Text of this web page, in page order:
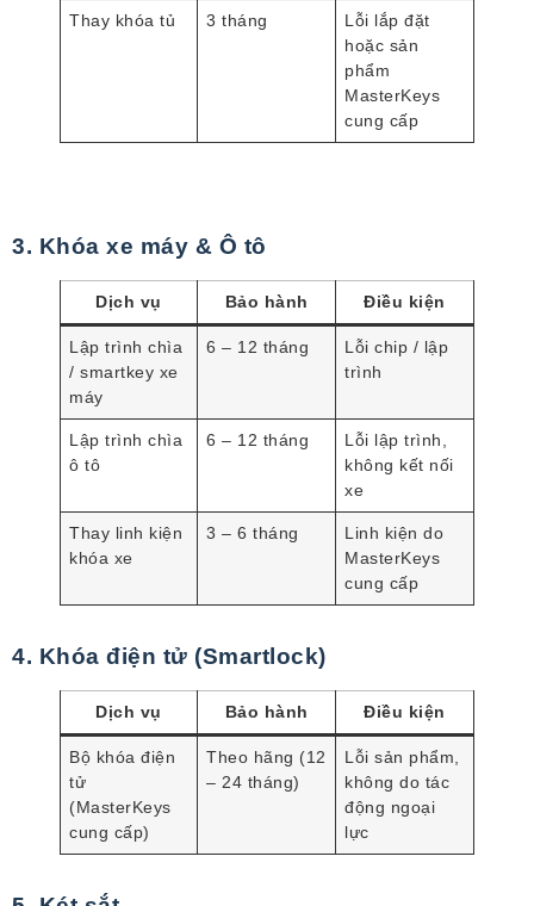
Thay khóa tủ 3 tháng
Lỗi lắp đặt
hoặc sản
phẩm
MasterKeys
cung cấp
3. Khóa xe máy & Ô tô
Dịch vụ Bảo hành Điều kiện
Lập trình chìa
/ smartkey xe
máy
6 – 12 tháng
Lỗi chip / lập
trình
Lập trình chìa
ô tô
6 – 12 tháng
Lỗi lập trình,
không kết nối
xe
Thay linh kiện
khóa xe
3 – 6 tháng
Linh kiện do
MasterKeys
cung cấp
4. Khóa điện tử (Smartlock)
Dịch vụ Bảo hành Điều kiện
Bộ khóa điện
tử
(MasterKeys
cung cấp)
Theo hãng (12
– 24 tháng)
Lỗi sản phẩm,
không do tác
động ngoại
lực